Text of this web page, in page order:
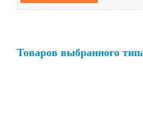
Товаров выбранного